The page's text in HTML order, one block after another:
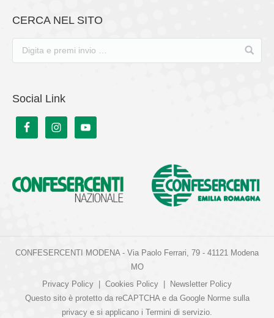
CERCA NEL SITO
Social Link
CONFESERCENTI MODENA - Via Paolo Ferrari, 79 - 41121 Modena
MO
Privacy Policy | Cookies Policy | Newsletter Policy
Questo sito è protetto da reCAPTCHA e da Google Norme sulla
privacy e si applicano i Termini di servizio